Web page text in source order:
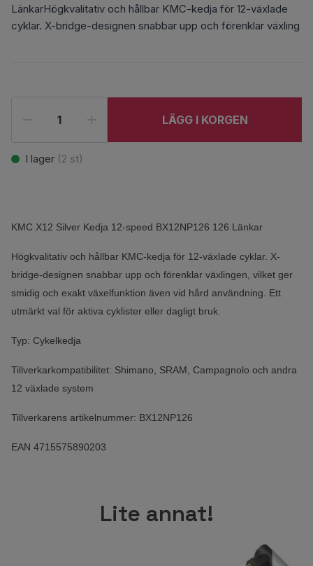
LänkarHögkvalitativ och hållbar KMC-kedja för 12-växlade
cyklar. X-bridge-designen snabbar upp och förenklar växling
LÄGG I KORGEN
I lager (2 st)
KMC X12 Silver Kedja 12-speed BX12NP126 126 Länkar
Högkvalitativ och hållbar KMC-kedja för 12-växlade cyklar. X-
bridge-designen snabbar upp och förenklar växlingen, vilket ger
smidig och exakt växelfunktion även vid hård användning. Ett
utmärkt val för aktiva cyklister eller dagligt bruk.
Typ: Cykelkedja
Tillverkarkompatibilitet: Shimano, SRAM, Campagnolo och andra
12 växlade system
Tillverkarens artikelnummer: BX12NP126
EAN 4715575890203
Lite annat!